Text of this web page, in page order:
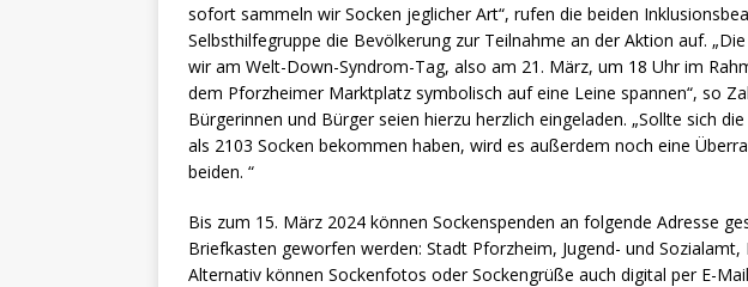
sofort sammeln wir Socken jeglicher Art“, rufen die beiden
Selbsthilfegruppe die Bevölkerung zur Teilnahme an der Aktion auf.
wir am Welt-Down-Syndrom-Tag, also am 21. März, um 18 Uhr im
dem Pforzheimer Marktplatz symbolisch auf eine Leine spannen“, so
Bürgerinnen und Bürger seien hierzu herzlich eingeladen. „Sollte sich
als 2103 Socken bekommen haben, wird es außerdem noch eine
beiden. “
Bis zum 15. März 2024 können Sockenspenden an folgende Adresse
Briefkasten geworfen werden: Stadt Pforzheim, Jugend- und
Alternativ können Sockenfotos oder Sockengrüße auch digital per E-